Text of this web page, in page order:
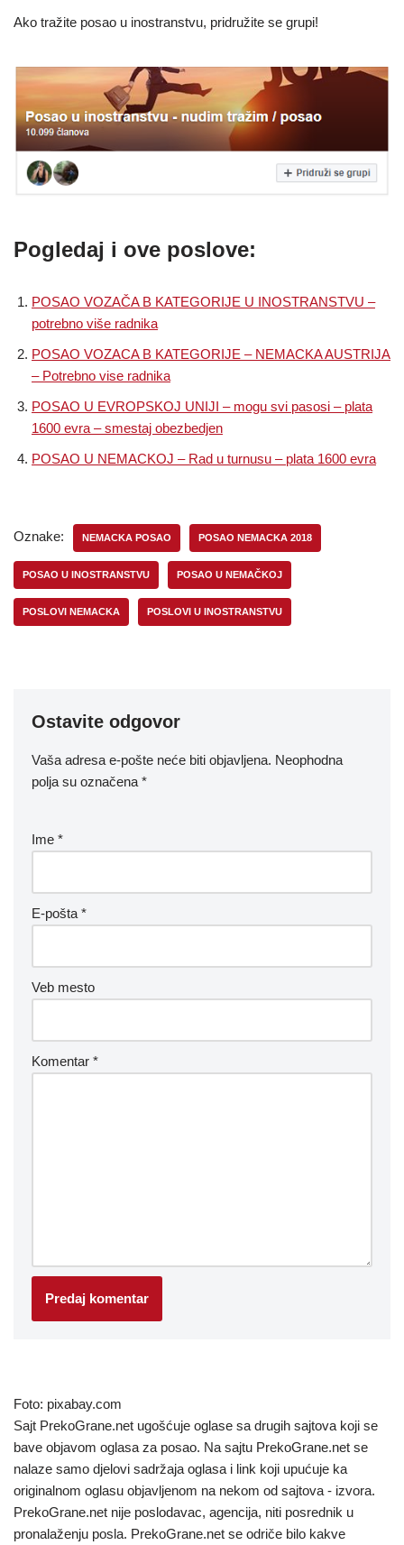
Ako tražite posao u inostranstvu, pridružite se grupi!
Pogledaj i ove poslove:
POSAO VOZAČA B KATEGORIJE U INOSTRANSTVU –
potrebno više radnika
POSAO VOZACA B KATEGORIJE – NEMACKA AUSTRIJA
– Potrebno vise radnika
POSAO U EVROPSKOJ UNIJI – mogu svi pasosi – plata
1600 evra – smestaj obezbedjen
POSAO U NEMACKOJ – Rad u turnusu – plata 1600 evra
Oznake: NEMACKA POSAO POSAO NEMACKA 2018
POSAO U INOSTRANSTVU POSAO U NEMAČKOJ
POSLOVI NEMACKA POSLOVI U INOSTRANSTVU
Ostavite odgovor
Vaša adresa e-pošte neće biti objavljena. Neophodna
polja su označena *
Ime *
E-pošta *
Veb mesto
Komentar *
Foto: pixabay.com
Sajt PrekoGrane.net ugošćuje oglase sa drugih sajtova koji se
bave objavom oglasa za posao. Na sajtu PrekoGrane.net se
nalaze samo djelovi sadržaja oglasa i link koji upućuje ka
originalnom oglasu objavljenom na nekom od sajtova - izvora.
PrekoGrane.net nije poslodavac, agencija, niti posrednik u
pronalaženju posla. PrekoGrane.net se odriče bilo kakve